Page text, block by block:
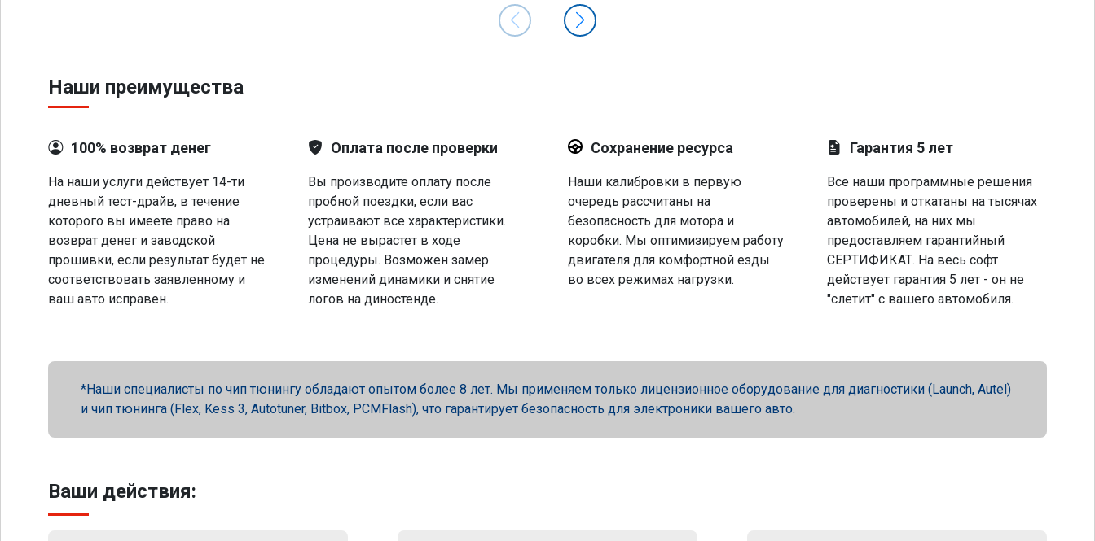
Наши преимущества
100% возврат денег
На наши услуги действует 14-ти
дневный тест-драйв, в течение
которого вы имеете право на
возврат денег и заводской
прошивки, если результат будет не
соответствовать заявленному и
ваш авто исправен.
Оплата после проверки
Вы производите оплату после
пробной поездки, если вас
устраивают все характеристики.
Цена не вырастет в ходе
процедуры. Возможен замер
изменений динамики и снятие
логов на диностенде.
Сохранение ресурса
Наши калибровки в первую
очередь рассчитаны на
безопасность для мотора и
коробки. Мы оптимизируем работу
двигателя для комфортной езды
во всех режимах нагрузки.
Гарантия 5 лет
Все наши программные решения
проверены и откатаны на тысячах
автомобилей, на них мы
предоставляем гарантийный
СЕРТИФИКАТ. На весь софт
действует гарантия 5 лет - он не
"слетит" с вашего автомобиля.
Наши специалисты по чип тюнингу обладают опытом более 8 лет. Мы применяем только лицензионное оборудование для диагностики (Launch, Autel)
и чип тюнинга (Flex, Kess 3, Autotuner, Bitbox, PCMFlash), что гарантирует безопасность для электроники вашего авто.
Ваши действия: